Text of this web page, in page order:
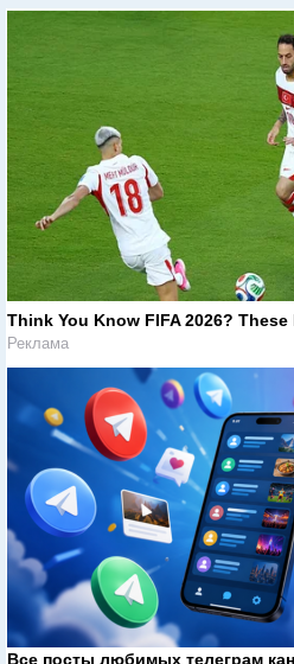
Think You Know FIFA 2026?
Реклама
Все посты любимых телеграм